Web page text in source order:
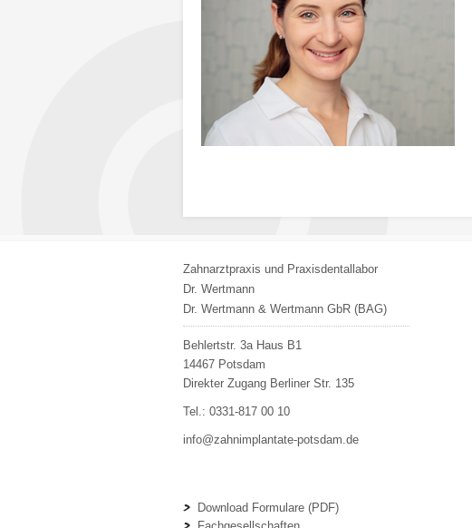
Zahnarztpraxis und Praxisdentallabor
Dr. Wertmann
Dr. Wertmann & Wertmann GbR (BAG)
Behlertstr. 3a Haus B1
14467 Potsdam
Direkter Zugang Berliner Str. 135
Tel.: 0331-817 00 10
info@zahnimplantate-potsdam.de
Download Formulare (PDF)